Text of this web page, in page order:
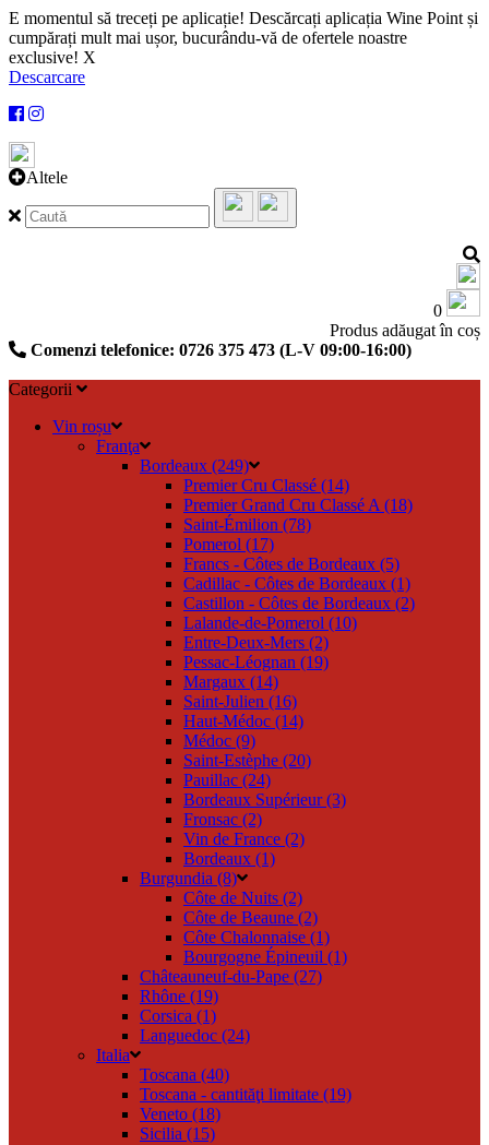
E momentul să treceți pe aplicație! Descărcați aplicația Wine Point și
cumpărați mult mai ușor, bucurându-vă de ofertele noastre
exclusive! X
Descarcare
Altele
0
Produs adăugat în coș
Comenzi telefonice: 0726 375 473 (L-V 09:00-16:00)
Categorii
Vin roșu
Franţa
Bordeaux (249)
Premier Cru Classé (14)
Premier Grand Cru Classé A (18)
Saint-Émilion (78)
Pomerol (17)
Francs - Côtes de Bordeaux (5)
Cadillac - Côtes de Bordeaux (1)
Castillon - Côtes de Bordeaux (2)
Lalande-de-Pomerol (10)
Entre-Deux-Mers (2)
Pessac-Léognan (19)
Margaux (14)
Saint-Julien (16)
Haut-Médoc (14)
Médoc (9)
Saint-Estèphe (20)
Pauillac (24)
Bordeaux Supérieur (3)
Fronsac (2)
Vin de France (2)
Bordeaux (1)
Burgundia (8)
Côte de Nuits (2)
Côte de Beaune (2)
Côte Chalonnaise (1)
Bourgogne Épineuil (1)
Châteauneuf-du-Pape (27)
Rhône (19)
Corsica (1)
Languedoc (24)
Italia
Toscana (40)
Toscana - cantităţi limitate (19)
Veneto (18)
Sicilia (15)